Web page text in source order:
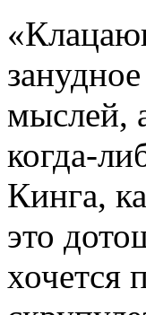
мыслей,
когда-
Кинга,
это
хочется